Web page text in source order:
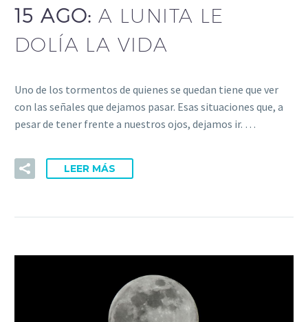
15 AGO:A LUNITA LE
DOLÍA LA VIDA
Uno de los tormentos de quienes se quedan tiene que ver
con las señales que dejamos pasar. Esas situaciones que, a
pesar de tener frente a nuestros ojos, dejamos ir. …
LEER MÁS